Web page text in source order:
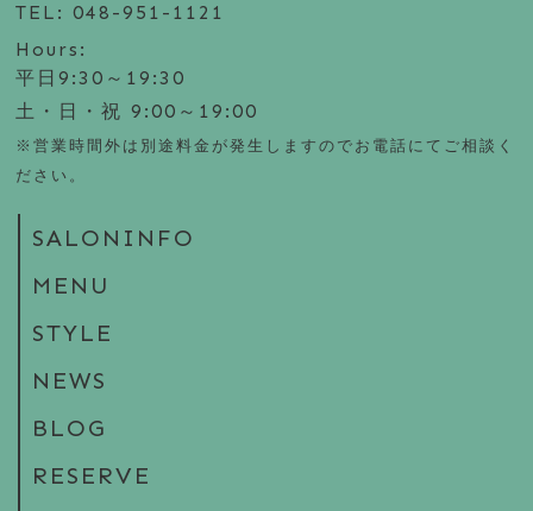
TEL: 048-951-1121
Hours:
平日9:30～19:30
土・日・祝 9:00～19:00
※営業時間外は別途料金が発生しますのでお電話にてご相談く
ださい。
SALONINFO
MENU
STYLE
NEWS
BLOG
RESERVE